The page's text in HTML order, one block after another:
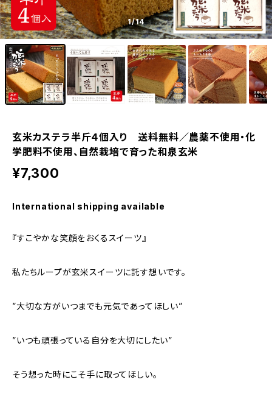
1/14
玄米カステラ半斤４個入り 送料無料／農薬不使用・化
学肥料不使用、自然栽培で育った和泉玄米
¥7,300
International shipping available
『すこやかな笑顔をおくるスイーツ』
私たちループが玄米スイーツに託す想いです。
”大切な方がいつまでも元気であってほしい”
”いつも頑張っている自分を大切にしたい”
そう想った時にこそ手に取ってほしい。